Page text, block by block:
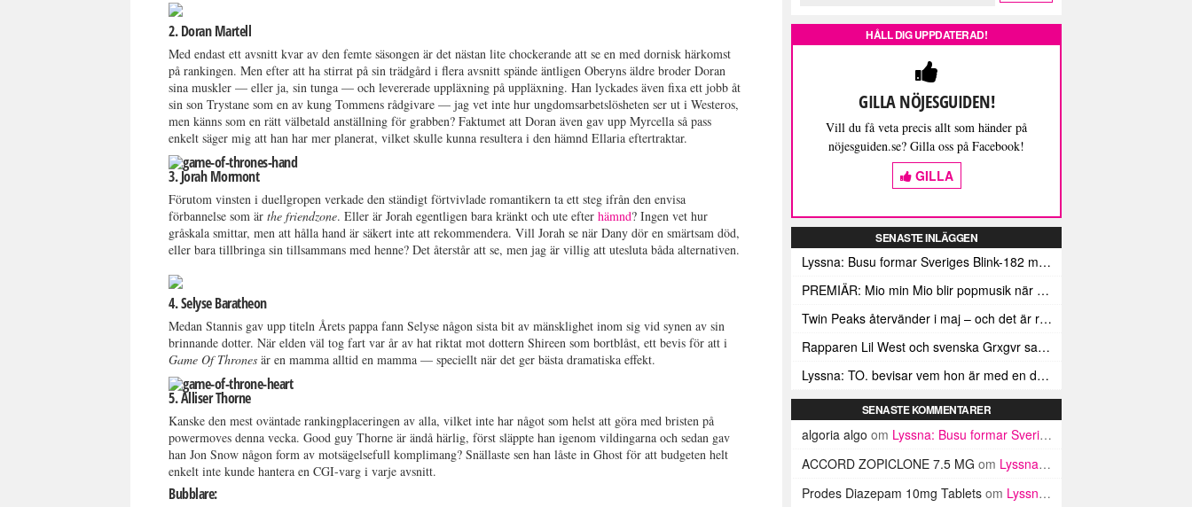
2. Doran Martell
Med endast ett avsnitt kvar av den femte säsongen är det nästan lite chockerande att se en med dornisk härkomst
på rankingen. Men efter att ha stirrat på sin trädgård i flera avsnitt spände äntligen Oberyns äldre broder Doran
sina muskler — eller ja, sin tunga — och levererade uppläxning på uppläxning. Han lyckades även fixa ett jobb åt
sin son Trystane som en av kung Tommens rådgivare — jag vet inte hur ungdomsarbetslösheten ser ut i Westeros,
men känns som en rätt välbetald anställning för grabben? Faktumet att Doran även gav upp Myrcella så pass
enkelt säger mig att han har mer planerat, vilket skulle kunna resultera i den hämnd Ellaria eftertraktar.
3. Jorah Mormont
Förutom vinsten i duellgropen verkade den ständigt förtvivlade romantikern ta ett steg ifrån den envisa
förbannelse som ärthe friendzone. Eller är Jorah egentligen bara kränkt och ute efterhämnd? Ingen vet hur
gråskala smittar, men att hålla hand är säkert inte att rekommendera. Vill Jorah se när Dany dör en smärtsam död,
eller bara tillbringa sin tillsammans med henne? Det återstår att se, men jag är villig att utesluta båda alternativen.
4. Selyse Baratheon
Medan Stannis gav upp titeln Årets pappa fann Selyse någon sista bit av mänsklighet inom sig vid synen av sin
brinnande dotter. När elden väl tog fart var år av hat riktat mot dottern Shireen som bortblåst, ett bevis för att i
Game Of Thrones är en mamma alltid en mamma — speciellt när det ger bästa dramatiska effekt.
5. Alliser Thorne
Kanske den mest oväntade rankingplaceringen av alla, vilket inte har något som helst att göra med bristen på
powermoves denna vecka. Good guy Thorne är ändå härlig, först släppte han igenom vildingarna och sedan gav
han Jon Snow någon form av motsägelsefull komplimang? Snällaste sen han låste in Ghost för att budgeten helt
enkelt inte kunde hantera en CGI-varg i varje avsnitt.
Bubblare:
HÅLL DIG UPPDATERAD!
GILLA NÖJESGUIDEN!
Vill du få veta precis allt som händer på
nöjesguiden.se? Gilla oss på Facebook!
GILLA
SENASTE INLÄGGEN
Lyssna: Busu formar Sveriges Blink-182 med sin nya pop-punk-rap-låt
PREMIÄR: Mio min Mio blir popmusik när Ungdom släpper sin debutvideo
Twin Peaks återvänder i maj – och det är rena heroinet enligt Showtimes boss
Rapparen Lil West och svenska Grxgvr samarbetar på den egensinniga bangern Lie To You
Lyssna: TO. bevisar vem hon är med en debut gjord för framtiden
SENASTE KOMMENTARER
algoria algo om Lyssna: Busu formar Sveriges Blink-182 med sin nya pop-punk-rap-låt
ACCORD ZOPICLONE 7.5 MG om Lyssna: Busu formar Sveriges Blink-182 med sin nya pop-punk-rap-låt
Prodes Diazepam 10mg Tablets om Lyssna: Busu formar Sveriges Blink-182 med sin nya pop-punk-rap-låt